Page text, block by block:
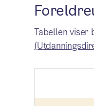
Tabellen viser